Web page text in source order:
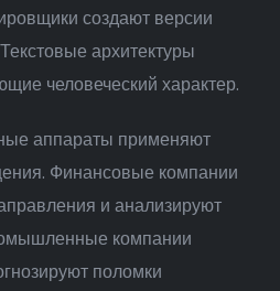
создают версии
архитектуры
человеческий характер.
аппараты применяют
Финансовые компании
и анализируют
компании
поломки